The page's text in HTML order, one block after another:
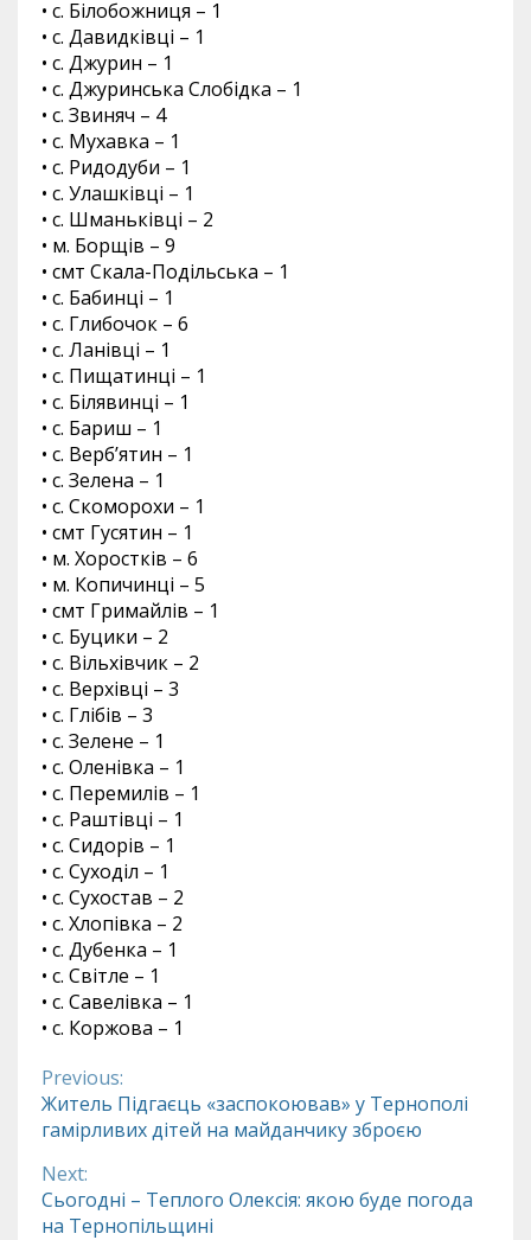
• с. Білобожниця – 1
• с. Давидківці – 1
• с. Джурин – 1
• с. Джуринська Слобідка – 1
• с. Звиняч – 4
• с. Мухавка – 1
• с. Ридодуби – 1
• с. Улашківці – 1
• с. Шманьківці – 2
• м. Борщів – 9
• смт Скала-Подільська – 1
• с. Бабинці – 1
• с. Глибочок – 6
• с. Ланівці – 1
• с. Пищатинці – 1
• с. Білявинці – 1
• с. Бариш – 1
• с. Верб’ятин – 1
• с. Зелена – 1
• с. Скоморохи – 1
• смт Гусятин – 1
• м. Хоростків – 6
• м. Копичинці – 5
• смт Гримайлів – 1
• с. Буцики – 2
• с. Вільхівчик – 2
• с. Верхівці – 3
• с. Глібів – 3
• с. Зелене – 1
• с. Оленівка – 1
• с. Перемилів – 1
• с. Раштівці – 1
• с. Сидорів – 1
• с. Суходіл – 1
• с. Сухостав – 2
• с. Хлопівка – 2
• с. Дубенка – 1
• с. Світле – 1
• с. Савелівка – 1
• с. Коржова – 1
Continue
Reading
Previous:
Житель Підгаєць «заспокоював» у Тернополі
гамірливих дітей на майданчику зброєю
Next:
Сьогодні – Теплого Олексія: якою буде погода
на Тернопільщині